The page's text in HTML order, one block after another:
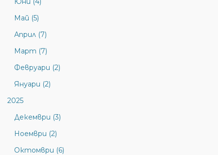
Май (5)
Април (7)
Март (7)
Февруари (2)
Януари (2)
2025
Декември (3)
Ноември (2)
Октомври (6)